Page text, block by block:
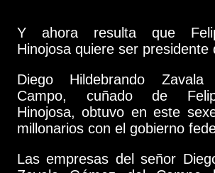
Y ahora resulta que
Hinojosa quiere ser presidente
Diego Hildebrando
Campo, cuñado de
Hinojosa, obtuvo en este
millonarios con el gobierno
Las empresas del señor